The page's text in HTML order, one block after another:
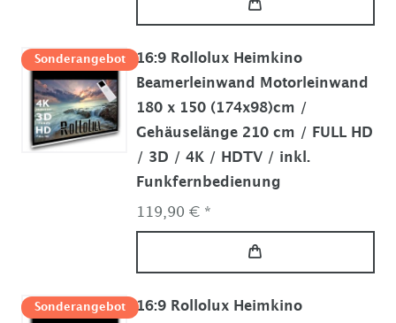
Sonderangebot
16:9 Rollolux Heimkino
Beamerleinwand Motorleinwand
180 x 150 (174x98)cm /
Gehäuselänge 210 cm / FULL HD
/ 3D / 4K / HDTV / inkl.
Funkfernbedienung
119,90 € *
Sonderangebot
16:9 Rollolux Heimkino